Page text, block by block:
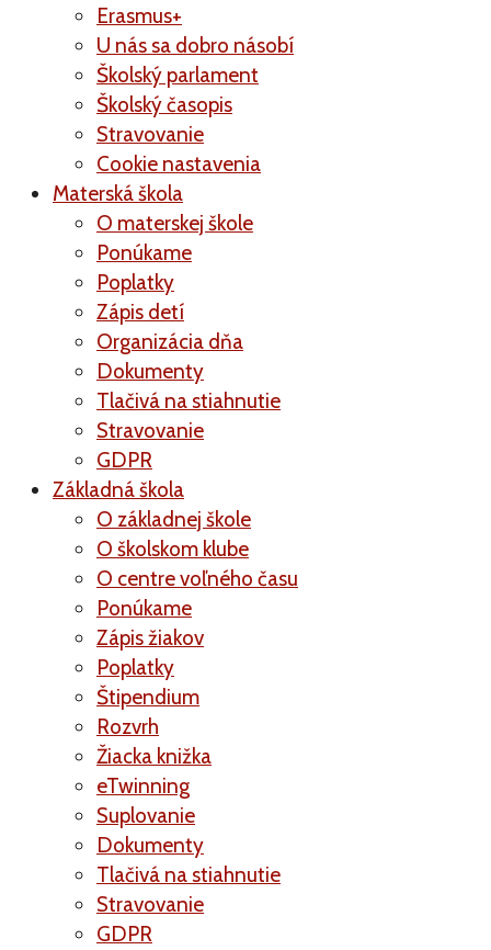
Erasmus+
U nás sa dobro násobí
Školský parlament
Školský časopis
Stravovanie
Cookie nastavenia
Materská škola
O materskej škole
Ponúkame
Poplatky
Zápis detí
Organizácia dňa
Dokumenty
Tlačivá na stiahnutie
Stravovanie
GDPR
Základná škola
O základnej škole
O školskom klube
O centre voľného času
Ponúkame
Zápis žiakov
Poplatky
Štipendium
Rozvrh
Žiacka knižka
eTwinning
Suplovanie
Dokumenty
Tlačivá na stiahnutie
Stravovanie
GDPR